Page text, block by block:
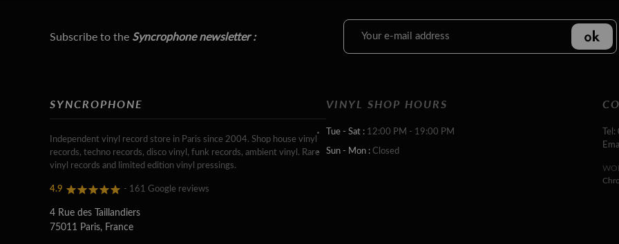
Subscribe to the Syncrophone newsletter :
SYNCROPHONE
Independent vinyl record store in Paris since 2004. Shop house vinyl
records, techno records, disco vinyl, funk records, ambient vinyl. Rare
vinyl records and limited edition vinyl pressings.
4.9 - 161 Google reviews
4 Rue des Taillandiers
75011 Paris, France
VINYL SHOP HOURS
Tue - Sat : 12:00 PM - 19:00 PM
Sun - Mon : Closed